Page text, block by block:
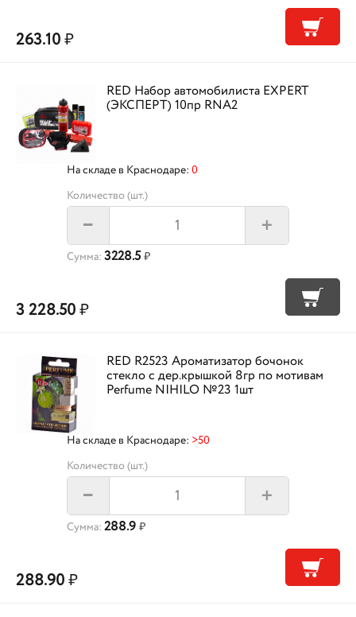
263.10₽
RED Набор автомобилиста EXPERT
(ЭКСПЕРТ) 10пр RNA2
На складе в Краснодаре: 0
Количество (шт.)
– +
Сумма: 3228.5 ₽
3 228.50₽
RED R2523 Ароматизатор бочонок
стекло с дер.крышкой 8гр по мотивам
Perfume NIHILO №23 1шт
На складе в Краснодаре: >50
Количество (шт.)
– +
Сумма: 288.9 ₽
288.90₽